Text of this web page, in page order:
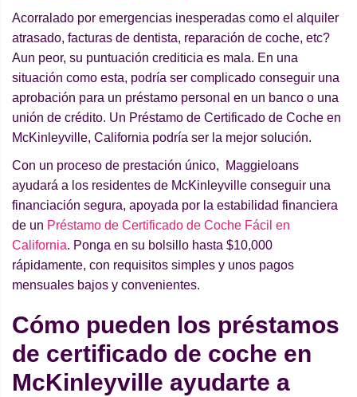
Acorralado por emergencias inesperadas como el alquiler
atrasado, facturas de dentista, reparación de coche, etc?
Aun peor, su puntuación crediticia es mala. En una
situación como esta, podría ser complicado conseguir una
aprobación para un préstamo personal en un banco o una
unión de crédito. Un Préstamo de Certificado de Coche en
McKinleyville, California podría ser la mejor solución.
Con un proceso de prestación único, Maggieloans
ayudará a los residentes de McKinleyville conseguir una
financiación segura, apoyada por la estabilidad financiera
de un Préstamo de Certificado de Coche Fácil en
California. Ponga en su bolsillo hasta $10,000
rápidamente, con requisitos simples y unos pagos
mensuales bajos y convenientes.
Cómo pueden los préstamos
de certificado de coche en
McKinleyville ayudarte a